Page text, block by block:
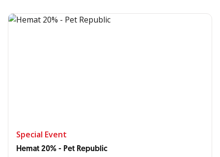
Special Event
Hemat 20% - Pet Republic